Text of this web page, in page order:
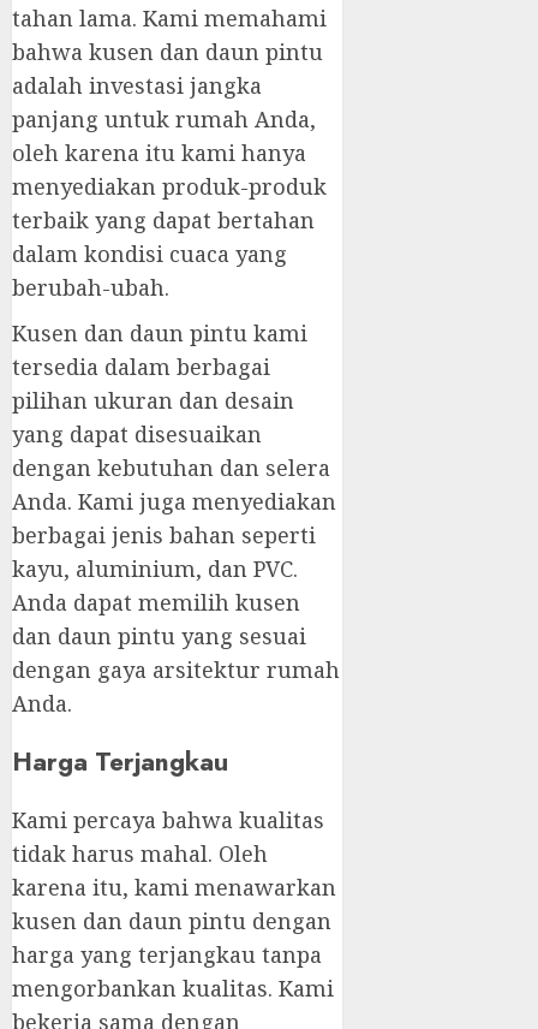
tahan lama. Kami memahami
bahwa kusen dan daun pintu
adalah investasi jangka
panjang untuk rumah Anda,
oleh karena itu kami hanya
menyediakan produk-produk
terbaik yang dapat bertahan
dalam kondisi cuaca yang
berubah-ubah.
Kusen dan daun pintu kami
tersedia dalam berbagai
pilihan ukuran dan desain
yang dapat disesuaikan
dengan kebutuhan dan selera
Anda. Kami juga menyediakan
berbagai jenis bahan seperti
kayu, aluminium, dan PVC.
Anda dapat memilih kusen
dan daun pintu yang sesuai
dengan gaya arsitektur rumah
Anda.
Harga Terjangkau
Kami percaya bahwa kualitas
tidak harus mahal. Oleh
karena itu, kami menawarkan
kusen dan daun pintu dengan
harga yang terjangkau tanpa
mengorbankan kualitas. Kami
bekerja sama dengan